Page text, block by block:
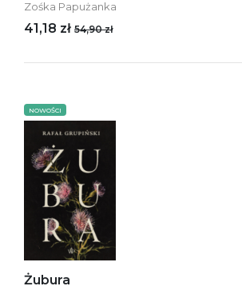
Zośka Papużanka
41,18 zł 54,90 zł
NOWOŚCI
Żubura